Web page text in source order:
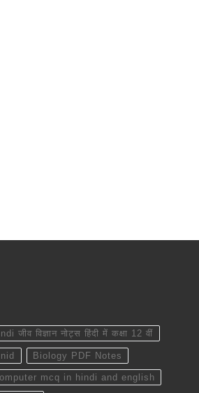
जीव विज्ञान नोट्स हिंदी में कक्षा 12 वीं
Biology PDF Notes
mcq in hindi and english